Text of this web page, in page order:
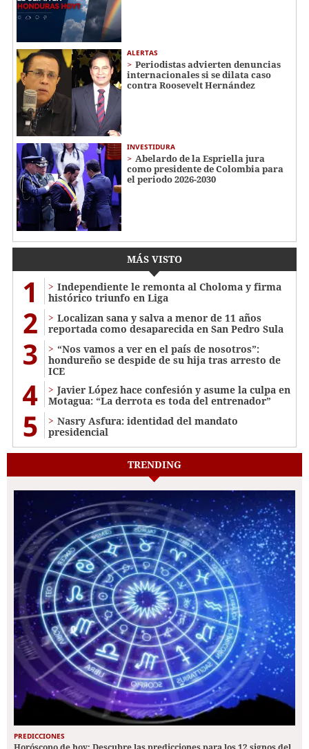
ALERTAS
Periodistas advierten denuncias
internacionales si se dilata caso
contra Roosevelt Hernández
INVESTIDURA
Abelardo de la Espriella jura
como presidente de Colombia para
el periodo 2026-2030
MÁS VISTO
1
Independiente le remonta al Choloma y firma
histórico triunfo en Liga
2
Localizan sana y salva a menor de 11 años
reportada como desaparecida en San Pedro Sula
3
“Nos vamos a ver en el país de nosotros”:
hondureño se despide de su hija tras arresto de
ICE
4
Javier López hace confesión y asume la culpa en
Motagua: “La derrota es toda del entrenador”
5
Nasry Asfura: identidad del mandato
presidencial
TRENDING
PREDICCIONES